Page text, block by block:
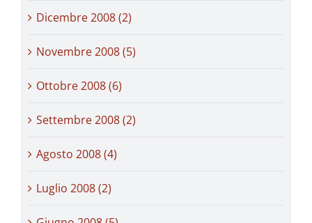
Dicembre 2008 (2)
Novembre 2008 (5)
Ottobre 2008 (6)
Settembre 2008 (2)
Agosto 2008 (4)
Luglio 2008 (2)